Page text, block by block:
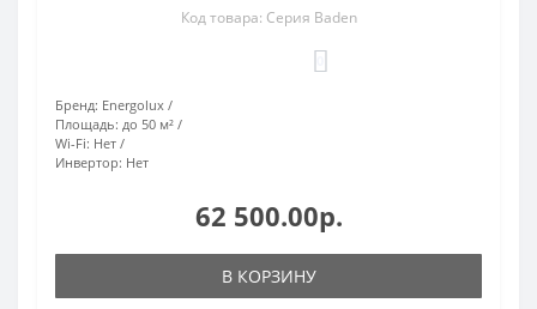
Код товара: Серия Baden
Бренд: Energolux
Площадь: до 50 м²
Wi-Fi: Нет
Инвертор: Нет
62 500.00р.
В КОРЗИНУ